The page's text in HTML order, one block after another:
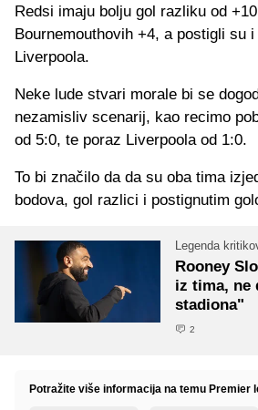
Redsi imaju bolju gol razliku od
Bournemouthovih +4, a postigli su
Liverpoola.
Neke lude stvari morale bi se
nezamisliv scenarij, kao recimo
od 5:0, te poraz Liverpoola od 1:0.
To bi značilo da da su oba tima
bodova, gol razlici i postignutim
Legenda
Rooney
iz tima, ne
stadiona"
2
Potražite više informacija na temu Premier